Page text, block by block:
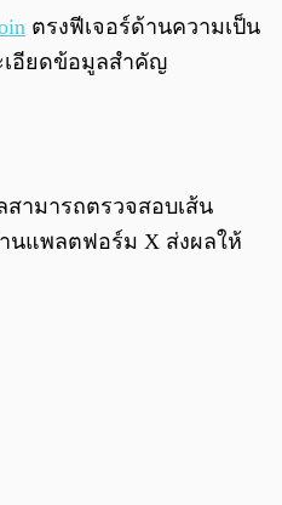
ตรงฟีเจอร์ด้านความเป็น
เอียดข้อมูลสำคัญ
สามารถตรวจสอบเส้น
านแพลตฟอร์ม X ส่งผลให้